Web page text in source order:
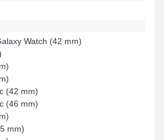
Watch (42 mm)
(42 mm)
(46 mm)
mm)